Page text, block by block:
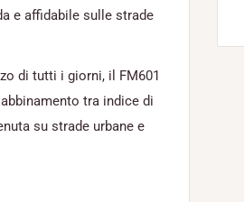
e affidabile sulle strade
di tutti i giorni, il FM601
tra indice di
su strade urbane e